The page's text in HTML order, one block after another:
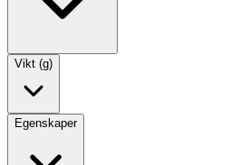
Vikt (g)
Egenskaper